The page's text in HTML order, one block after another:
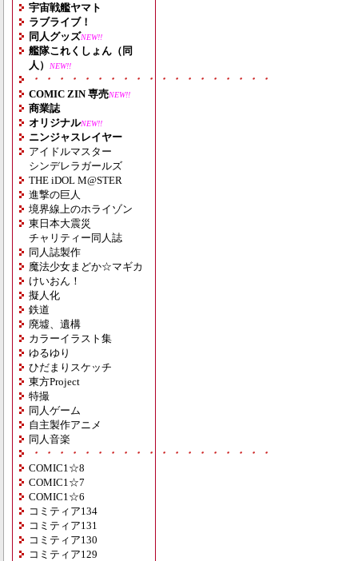
宇宙戦艦ヤマト
ラブライブ！
同人グッズNEW!!
艦隊これくしょん（同
人）
NEW!!
・・・・・・・・・・・・・・・・・・・
COMIC ZIN 専売NEW!!
商業誌
オリジナルNEW!!
ニンジャスレイヤー
アイドルマスター
シンデレラガールズ
THE iDOL M@STER
進撃の巨人
境界線上のホライゾン
東日本大震災
チャリティー同人誌
同人誌製作
魔法少女まどか☆マギカ
けいおん！
擬人化
鉄道
廃墟、遺構
カラーイラスト集
ゆるゆり
ひだまりスケッチ
東方Project
特撮
同人ゲーム
自主製作アニメ
同人音楽
・・・・・・・・・・・・・・・・・・・
COMIC1☆8
COMIC1☆7
COMIC1☆6
コミティア134
コミティア131
コミティア130
コミティア129